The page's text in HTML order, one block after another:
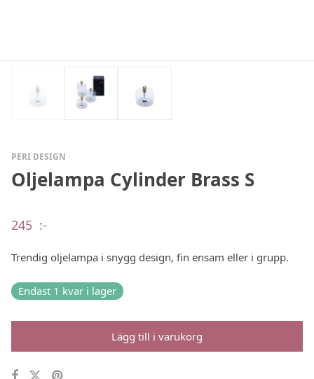
PERI DESIGN
Oljelampa Cylinder Brass S
245 :-
Trendig oljelampa i snygg design, fin ensam eller i grupp.
Endast 1 kvar i lager
Lägg till i varukorg